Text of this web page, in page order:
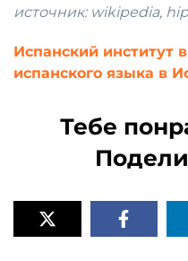
источник: wikipedia,
Испанский институт
испанского языка в
Тебе